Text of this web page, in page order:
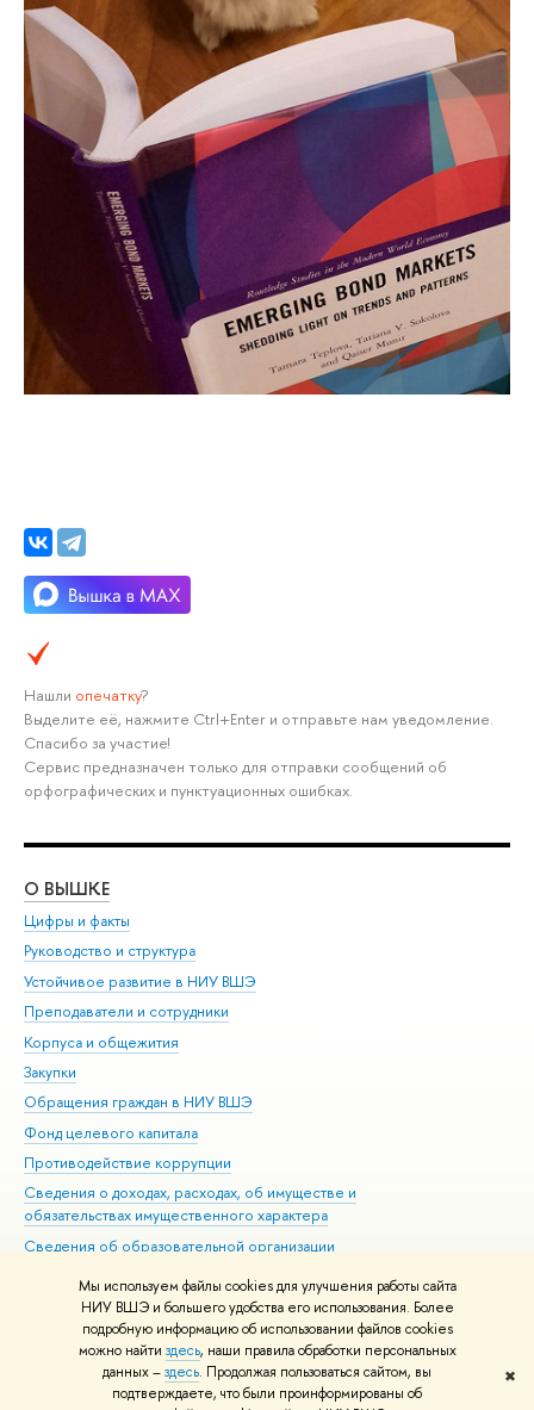
Мы используем файлы cookies для улучшения работы сайта
НИУ ВШЭ и большего удобства его использования. Более
подробную информацию об использовании файлов cookies
можно найти здесь, наши правила обработки персональных
данных –здесь. Продолжая пользоваться сайтом, вы
подтверждаете, что были проинформированы об
✖
Нашли опечатку?
Выделите её, нажмите Ctrl+Enter и отправьте нам уведомление.
Спасибо за участие!
Сервис предназначен только для отправки сообщений об
орфографических и пунктуационных ошибках.
О ВЫШКЕ
Цифры и факты
Руководство и структура
Устойчивое развитие в НИУ ВШЭ
Преподаватели и сотрудники
Корпуса и общежития
Закупки
Обращения граждан в НИУ ВШЭ
Фонд целевого капитала
Противодействие коррупции
Сведения о доходах, расходах, об имуществе и
обязательствах имущественного характера
Сведения об образовательной организации
Людям с ограниченными возможностями здоровья
Единая платежная страница
Работа в Вышке